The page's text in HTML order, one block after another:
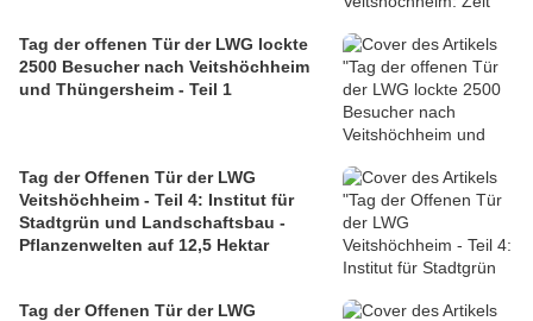
Tag der offenen Tür der LWG lockte
2500 Besucher nach Veitshöchheim
und Thüngersheim - Teil 1
Tag der Offenen Tür der LWG
Veitshöchheim - Teil 4: Institut für
Stadtgrün und Landschaftsbau -
Pflanzenwelten auf 12,5 Hektar
Tag der Offenen Tür der LWG